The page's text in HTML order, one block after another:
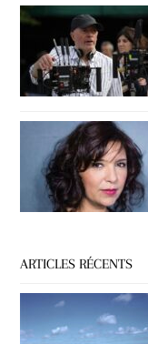
ARTICLES RÉCENTS